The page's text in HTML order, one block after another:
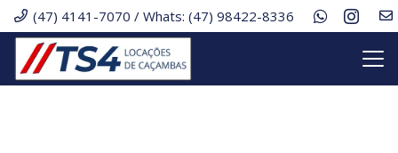
(47) 4141-7070 / Whats: (47) 98422-8336